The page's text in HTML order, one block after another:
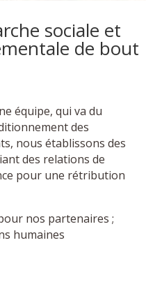
sociale et
de bout
équipe, qui va du
des
nous établissons des
des relations de
pour une rétribution
nos partenaires ;
humaines